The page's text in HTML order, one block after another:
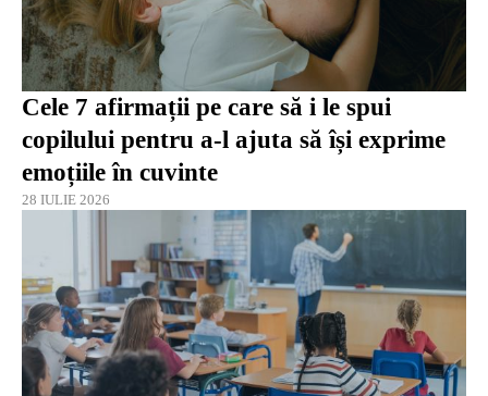
Cele 7 afirmații pe care să i le spui
copilului pentru a-l ajuta să își exprime
emoțiile în cuvinte
28 IULIE 2026